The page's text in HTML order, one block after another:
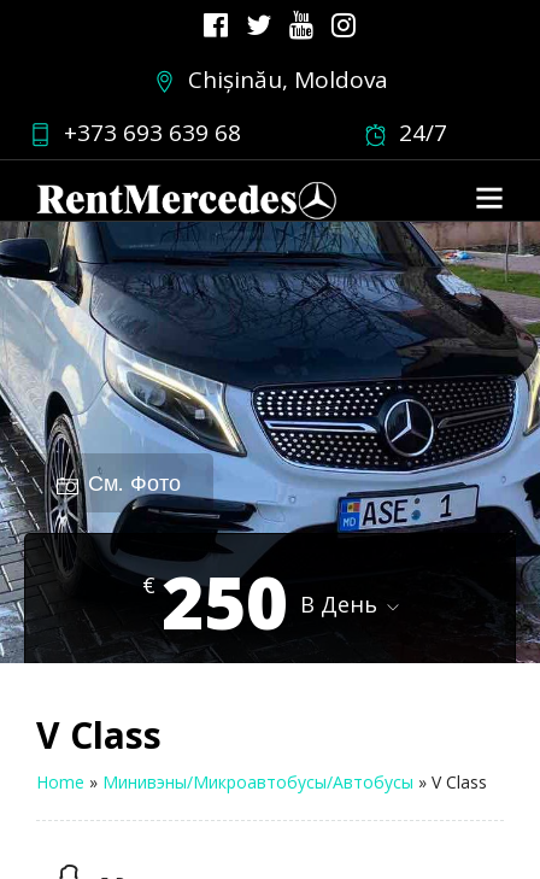
Chișinău, Moldova
+373 693 639 68
24/7
См. Фото
€ 250 В День
V Class
Home » Минивэны/Микроавтобусы/Автобусы » V Class